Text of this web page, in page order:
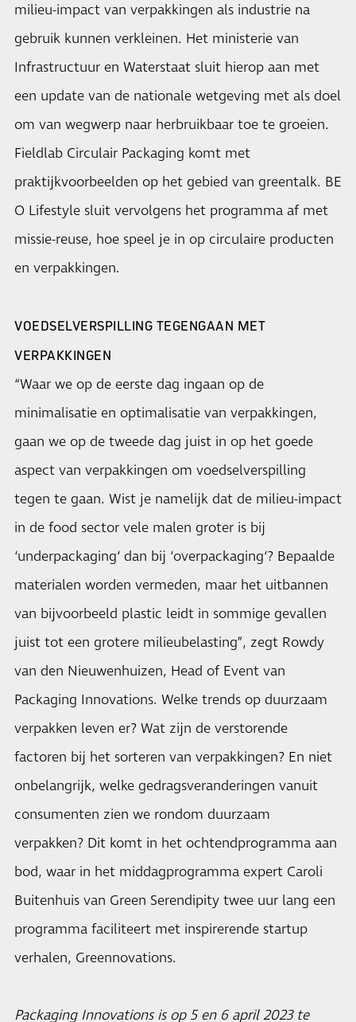
milieu-impact van verpakkingen als industrie na
gebruik kunnen verkleinen. Het ministerie van
Infrastructuur en Waterstaat sluit hierop aan met
een update van de nationale wetgeving met als doel
om van wegwerp naar herbruikbaar toe te groeien.
Fieldlab Circulair Packaging komt met
praktijkvoorbeelden op het gebied van greentalk. BE
O Lifestyle sluit vervolgens het programma af met
missie-reuse, hoe speel je in op circulaire producten
en verpakkingen.
VOEDSELVERSPILLING TEGENGAAN MET
VERPAKKINGEN
“Waar we op de eerste dag ingaan op de
minimalisatie en optimalisatie van verpakkingen,
gaan we op de tweede dag juist in op het goede
aspect van verpakkingen om voedselverspilling
tegen te gaan. Wist je namelijk dat de milieu-impact
in de food sector vele malen groter is bij
‘underpackaging‘ dan bij ‘overpackaging‘? Bepaalde
materialen worden vermeden, maar het uitbannen
van bijvoorbeeld plastic leidt in sommige gevallen
juist tot een grotere milieubelasting”, zegt Rowdy
van den Nieuwenhuizen, Head of Event van
Packaging Innovations. Welke trends op duurzaam
verpakken leven er? Wat zijn de verstorende
factoren bij het sorteren van verpakkingen? En niet
onbelangrijk, welke gedragsveranderingen vanuit
consumenten zien we rondom duurzaam
verpakken? Dit komt in het ochtendprogramma aan
bod, waar in het middagprogramma expert Caroli
Buitenhuis van Green Serendipity twee uur lang een
programma faciliteert met inspirerende startup
verhalen, Greennovations.
Packaging Innovations is op 5 en 6 april 2023 te